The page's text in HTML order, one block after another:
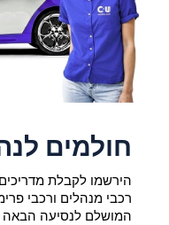
חולמים
הירשמו לקבלת
רכבי מנהלים ורכבי
המושלם לנסיעה הבאה